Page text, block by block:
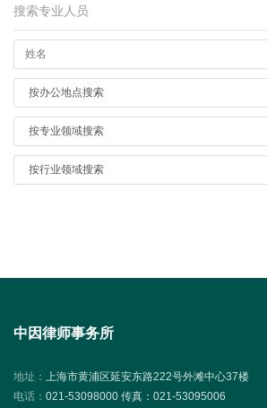
搜索专业人员
中因律师事务所
地址： 上海市黄浦区延安东路222号外滩中心37楼
电话： 021-53098000 传真：021-53095006